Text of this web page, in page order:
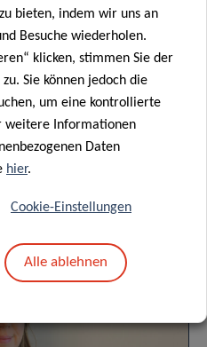
Daten im Rahmen der
bieten, indem wir uns an
Besuche wiederholen.
klicken, stimmen Sie der
Sie können jedoch die
um eine kontrollierte
weitere Informationen
Daten
hier.
Cookie-Einstellungen
Alle ablehnen